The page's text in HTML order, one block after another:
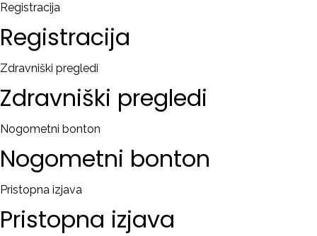
Registracija
Registracija
Zdravniški pregledi
Zdravniški pregledi
Nogometni bonton
Nogometni bonton
Pristopna izjava
Pristopna izjava